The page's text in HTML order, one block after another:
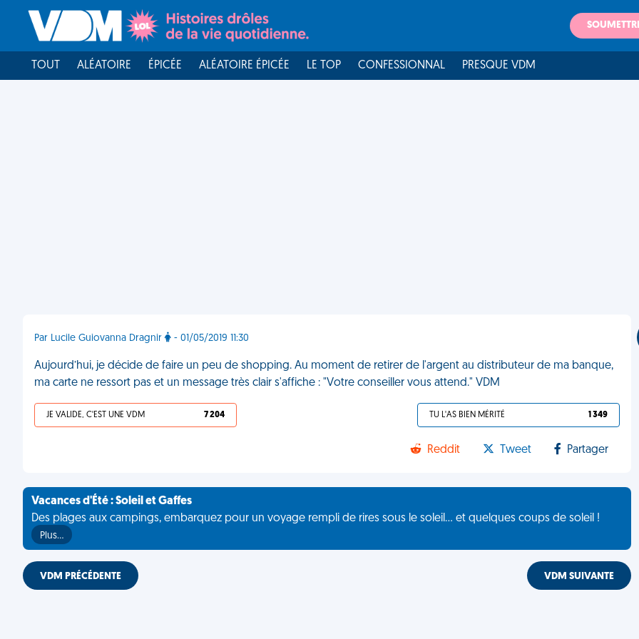
TOUT ALÉATOIRE ÉPICÉE ALÉATOIRE ÉPICÉE LE TOP CONFESSIONNAL PRESQUE VDM
Par Lucile Guiovanna Dragnir - 01/05/2019 11:30
Aujourd’hui, je décide de faire un peu de shopping. Au moment de retirer de l'argent au distributeur de ma banque,
ma carte ne ressort pas et un message très clair s'affiche : "Votre conseiller vous attend." VDM
JE VALIDE, C'EST UNE VDM 7 204 TU L'AS BIEN MÉRITÉ 1 349
Reddit Tweet Partager
Vacances d'Été : Soleil et Gaffes
Des plages aux campings, embarquez pour un voyage rempli de rires sous le soleil... et quelques coups de soleil !
Plus…
VDM PRÉCÉDENTE VDM SUIVANTE